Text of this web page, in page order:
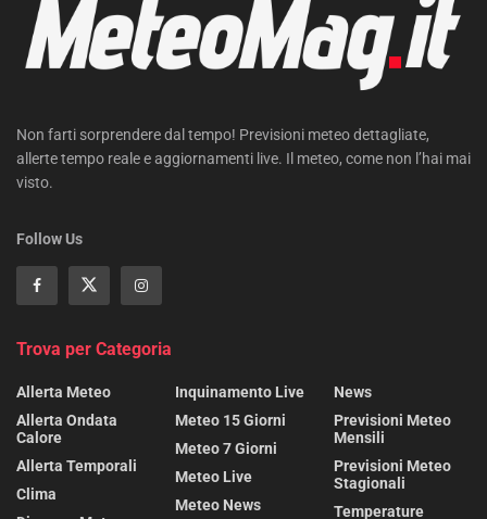
Non farti sorprendere dal tempo! Previsioni meteo dettagliate,
allerte tempo reale e aggiornamenti live. Il meteo, come non l’hai mai
visto.
Follow Us
Trova per Categoria
Allerta Meteo
Allerta Ondata
Calore
Allerta Temporali
Clima
Inquinamento Live
Meteo 15 Giorni
Meteo 7 Giorni
Meteo Live
Meteo News
News
Previsioni Meteo
Mensili
Previsioni Meteo
Stagionali
Temperature